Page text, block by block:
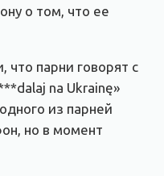
о том, что ее
что парни говорят с
na Ukrainę»
из парней
но в момент